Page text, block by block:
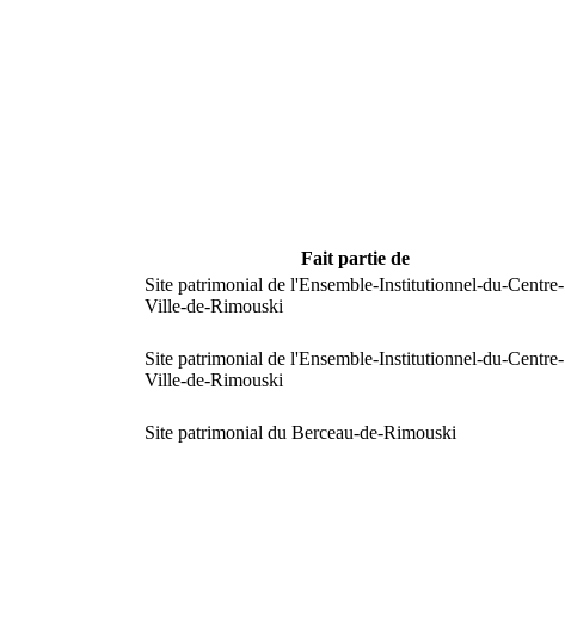
Fait partie de
Site patrimonial de l'Ensemble-Institutionnel-du-Centre-
Ville-de-Rimouski
Site patrimonial de l'Ensemble-Institutionnel-du-Centre-
Ville-de-Rimouski
Site patrimonial du Berceau-de-Rimouski